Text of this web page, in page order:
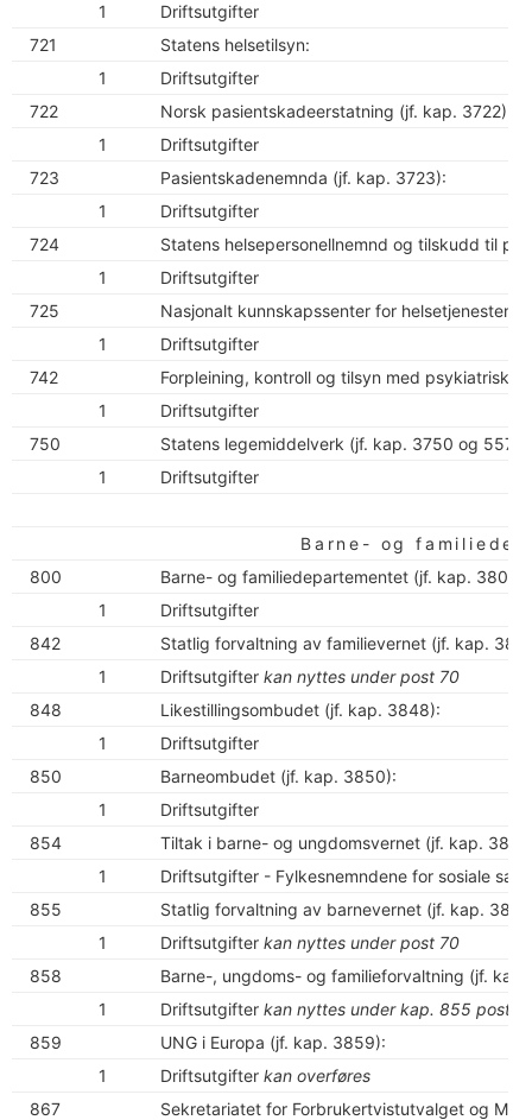
1
Driftsutgifter
721
Statens helsetilsyn:
1
Driftsutgifter
722
Norsk pasientskadeerstatning (jf. kap. 3722):
1
Driftsutgifter
723
Pasientskadenemnda (jf. kap. 3723):
1
Driftsutgifter
724
Statens helsepersonellnemnd og tilskudd til
1
Driftsutgifter
725
Nasjonalt kunnskapssenter for helsetjenesten
1
Driftsutgifter
742
Forpleining, kontroll og tilsyn med psykiatriske
1
Driftsutgifter
750
Statens legemiddelverk (jf. kap. 3750 og
1
Driftsutgifter
Barne- og
800
Barne- og familiedepartementet (jf. kap. 3800):
1
Driftsutgifter
842
Statlig forvaltning av familievernet (jf. kap.
1
Driftsutgifter kan nyttes under post 70
848
Likestillingsombudet (jf. kap. 3848):
1
Driftsutgifter
850
Barneombudet (jf. kap. 3850):
1
Driftsutgifter
854
Tiltak i barne- og ungdomsvernet (jf. kap.
1
Driftsutgifter - Fylkesnemndene for sosiale
855
Statlig forvaltning av barnevernet (jf. kap.
1
Driftsutgifter kan nyttes under post 70
858
Barne-, ungdoms- og familieforvaltning (jf.
1
Driftsutgifter kan nyttes under kap. 855 post 1
859
UNG i Europa (jf. kap. 3859):
1
Driftsutgifter kan overføres
867
Sekretariatet for Forbrukertvistutvalget og